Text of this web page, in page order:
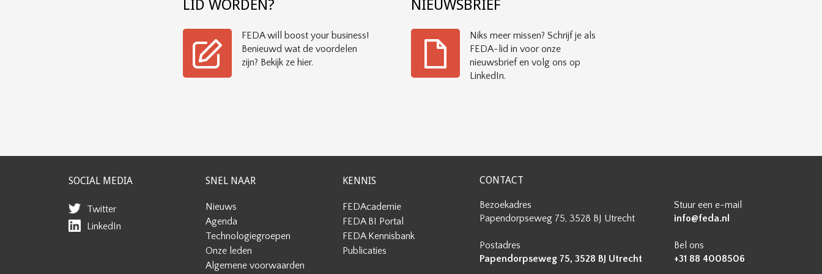
LID WORDEN?
FEDA will boost your business!
Benieuwd wat de voordelen
zijn? Bekijk ze hier.
NIEUWSBRIEF
Niks meer missen? Schrijf je als
FEDA-lid in voor onze
nieuwsbrief en volg ons op
LinkedIn.
SOCIAL MEDIA
Twitter
LinkedIn
SNEL NAAR
Nieuws
Agenda
Technologiegroepen
Onze leden
Algemene voorwaarden
KENNIS
FEDAcademie
FEDA BI Portal
FEDA Kennisbank
Publicaties
CONTACT
Bezoekadres
Papendorpseweg 75, 3528 BJ Utrecht
Postadres
Papendorpseweg 75, 3528 BJ Utrecht
Stuur een e-mail
info@feda.nl
Bel ons
+31 88 4008506